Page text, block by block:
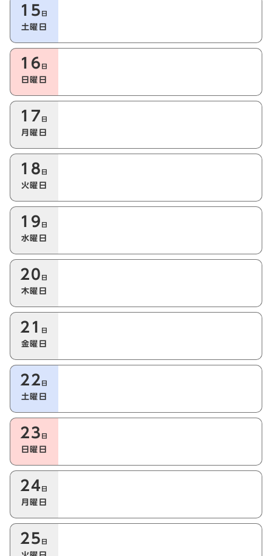
15 日
土曜日
16 日
日曜日
17 日
月曜日
18 日
火曜日
19 日
水曜日
20 日
木曜日
21 日
金曜日
22 日
土曜日
23 日
日曜日
24 日
月曜日
25 日